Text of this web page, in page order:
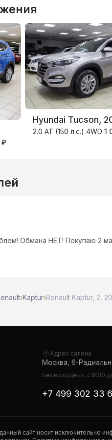
₽
Hyundai Tucson,
2.0 AT (150 л.с.) 4WD 1
Обмана НЕТ! Покупаю 2
›Kaptur›Renault Kaptur, 2,
Адрес салона
Москва, 6-
Без выходных, с 9:00
+7 499 302 33
сайт носит исключительно